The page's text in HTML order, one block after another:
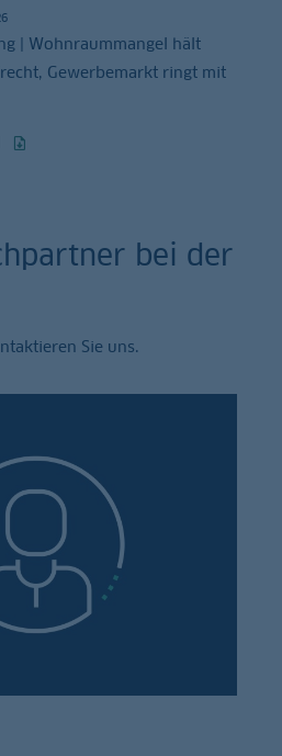
| Wohnraummangel hält
Gewerbemarkt ringt mit
bei der
Sie uns.